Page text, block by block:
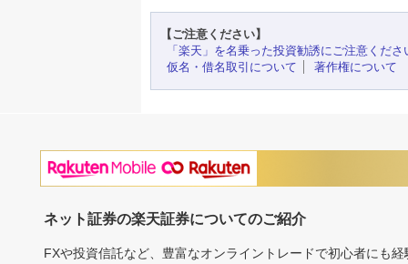
【ご注意ください】
「楽天」を名乗った投資勧誘にご注意くださ
仮名・借名取引について
著作権について
ネット証券の楽天証券についてのご紹介
FXや投資信託など、豊富なオンライントレードで初心者にも